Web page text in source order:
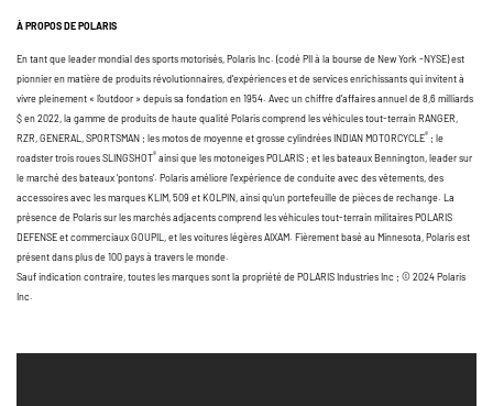
À PROPOS DE POLARIS
En tant que leader mondial des sports motorisés, Polaris Inc. (codé PII à la bourse de New York -NYSE) est
pionnier en matière de produits révolutionnaires, d'expériences et de services enrichissants qui invitent à
vivre pleinement « l’outdoor » depuis sa fondation en 1954. Avec un chiffre d’affaires annuel de 8,6 milliards
$ en 2022, la gamme de produits de haute qualité Polaris comprend les véhicules tout-terrain RANGER,
RZR, GENERAL, SPORTSMAN ; les motos de moyenne et grosse cylindrées INDIAN MOTORCYCLE® ; le
roadster trois roues SLINGSHOT® ainsi que les motoneiges POLARIS ; et les bateaux Bennington, leader sur
le marché des bateaux ‘pontons’. Polaris améliore l'expérience de conduite avec des vêtements, des
accessoires avec les marques KLIM, 509 et KOLPIN, ainsi qu'un portefeuille de pièces de rechange. La
présence de Polaris sur les marchés adjacents comprend les véhicules tout-terrain militaires POLARIS
DEFENSE et commerciaux GOUPIL, et les voitures légères AIXAM. Fièrement basé au Minnesota, Polaris est
présent dans plus de 100 pays à travers le monde.
Sauf indication contraire, toutes les marques sont la propriété de POLARIS Industries Inc ; © 2024 Polaris
Inc.